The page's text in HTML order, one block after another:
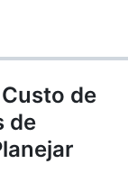
de
de